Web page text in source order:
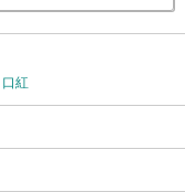
口紅